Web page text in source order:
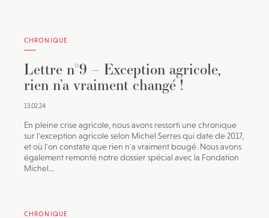
CHRONIQUE
Lettre n°9 – Exception agricole,
rien n’a vraiment changé !
13.02.24
En pleine crise agricole, nous avons ressorti une chronique
sur l'exception agricole selon Michel Serres qui date de 2017,
et où l'on constate que rien n'a vraiment bougé. Nous avons
également remonté notre dossier spécial avec la Fondation
Michel...
CHRONIQUE